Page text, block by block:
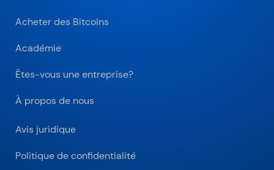
Acheter des Bitcoins
Académie
Êtes-vous une entreprise?
À propos de nous
Avis juridique
Politique de confidentialité